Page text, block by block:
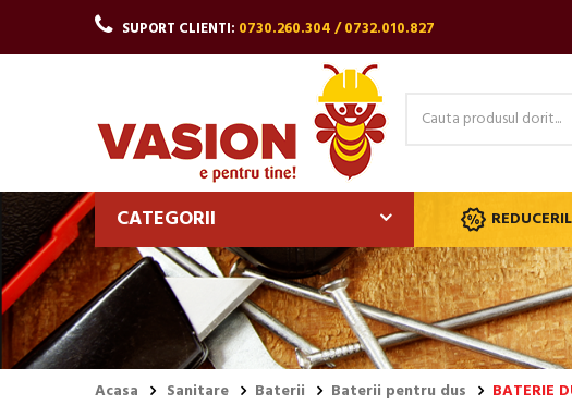
SUPORT CLIENTI: 0730.260.304 / 0732.010.827
CATEGORII
Acasa Sanitare Baterii Baterii pentru dus BATERIE